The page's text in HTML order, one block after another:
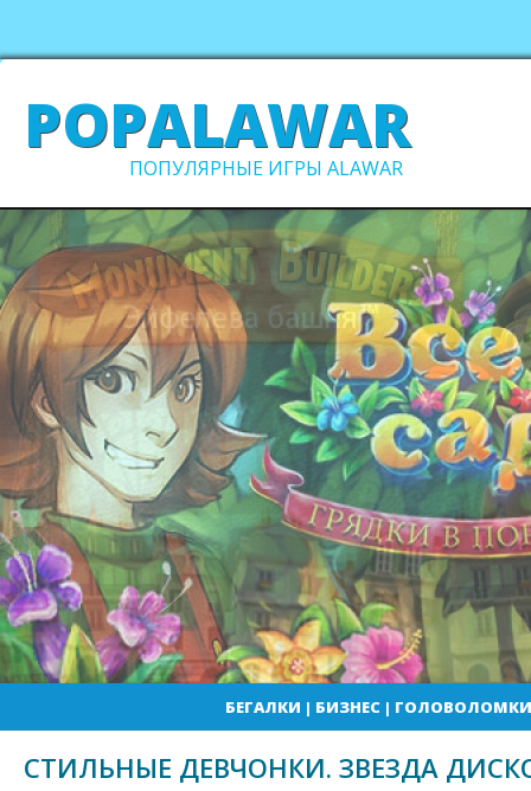
POPALAWAR
ПОПУЛЯРНЫЕ ИГРЫ ALAWAR
БЕГАЛКИ | БИЗНЕС| ГОЛОВОЛОМКИ
СТИЛЬНЫЕ ДЕВЧОНКИ. ЗВЕЗДА